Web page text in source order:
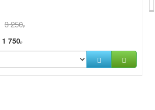
3 250
1 750